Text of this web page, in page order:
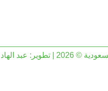
© 2026 | تطوير: عبد